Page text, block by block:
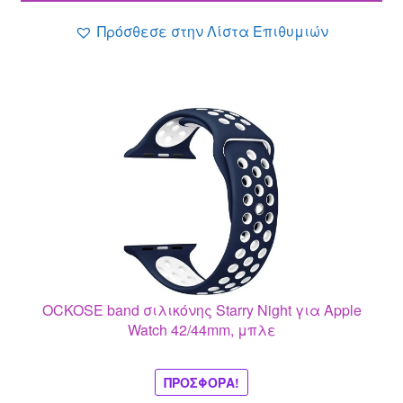
Πρόσθεσε στην Λίστα Επιθυμιών
OCKOSE band σιλικόνης Starry Night για Apple
Watch 42/44mm, μπλε
ΠΡΟΣΦΟΡΆ!